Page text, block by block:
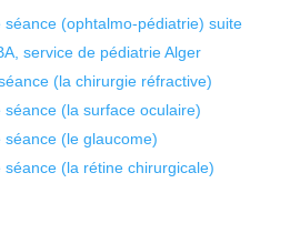
(ophtalmo-pédiatrie) suite
service de pédiatrie Alger
(la chirurgie réfractive)
(la surface oculaire)
(le glaucome)
(la rétine chirurgicale)